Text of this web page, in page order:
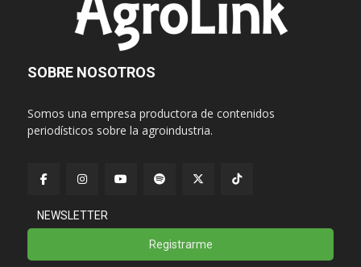
SOBRE NOSOTROS
Somos una empresa productora de contenidos
periodísticos sobre la agroindustria.
NEWSLETTER
Registrarme